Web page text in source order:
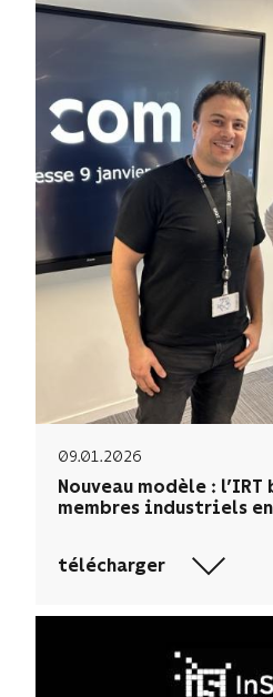
09.01.2026
Nouveau modèle :
membres industriels en
télécharger